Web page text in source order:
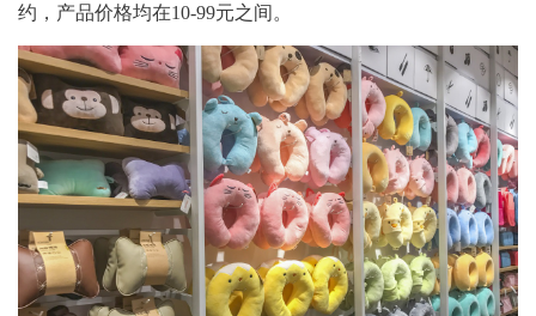
约，产品价格均在10-99元之间 。